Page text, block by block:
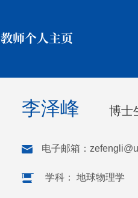
教师个人主页
李泽峰 博士
电子邮箱：
学科： 地球物理学